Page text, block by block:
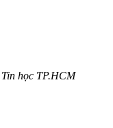
học TP.HCM